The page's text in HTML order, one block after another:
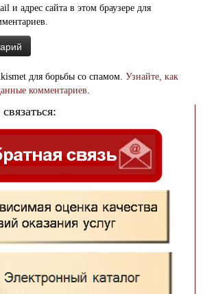
и адрес сайта в этом браузере для
для борьбы со спамом. Узнайте, как
комментариев.